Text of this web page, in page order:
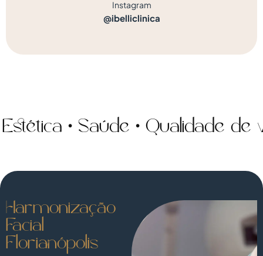
Instagram
@ibelliclinica
• Saúde • Qualidade de
Harmonização
Facial
Florianópolis